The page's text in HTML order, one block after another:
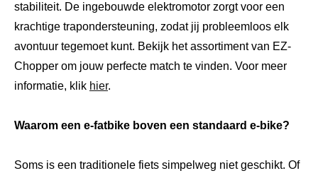
stabiliteit. De ingebouwde elektromotor zorgt voor een
krachtige trapondersteuning, zodat jij probleemloos elk
avontuur tegemoet kunt. Bekijk het assortiment van EZ-
Chopper om jouw perfecte match te vinden. Voor meer
informatie, klik hier.
Waarom een e-fatbike boven een standaard e-bike?
Soms is een traditionele fiets simpelweg niet geschikt. Of